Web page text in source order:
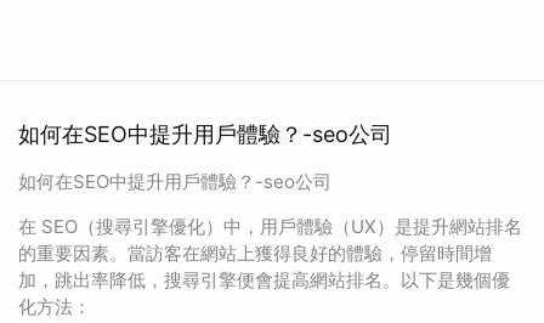
如何在SEO中提升用戶體驗？-seo公司
如何在SEO中提升用戶體驗？-seo公司
在 SEO（搜尋引擎優化）中，用戶體驗（UX）是提升網站排名
的重要因素。當訪客在網站上獲得良好的體驗，停留時間增
加，跳出率降低，搜尋引擎便會提高網站排名。以下是幾個優
化方法：